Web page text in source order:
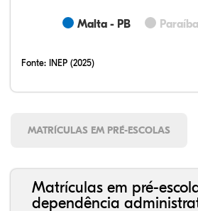
Malta - PB Paraíba
Fonte: INEP (2025)
MATRÍCULAS EM PRÉ-ESCOLAS
Matrículas em pré-
dependência